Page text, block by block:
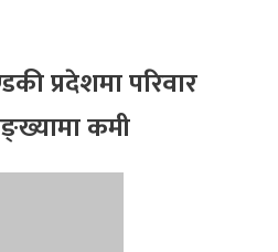
प्रदेशमा परिवार
कमी